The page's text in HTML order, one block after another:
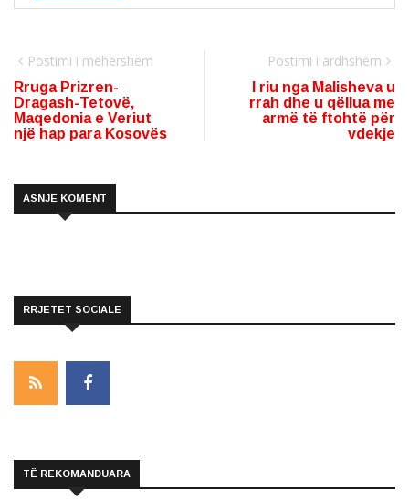
Postimi i mëhershëm
Rruga Prizren-
Dragash-Tetovë,
Maqedonia e Veriut
një hap para Kosovës
Postimi i ardhshëm
I riu nga Malisheva u
rrah dhe u qëllua me
armë të ftohtë për
vdekje
ASNJË KOMENT
RRJETET SOCIALE
TË REKOMANDUARA